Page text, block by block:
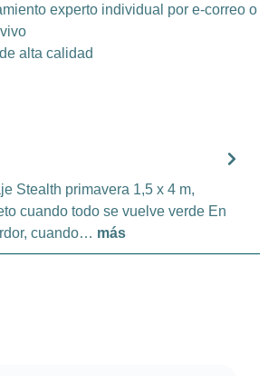
experto individual por e-correo o
alta calidad
Stealth primavera 1,5 x 4 m,
cuando todo se vuelve verde En
cuando… más